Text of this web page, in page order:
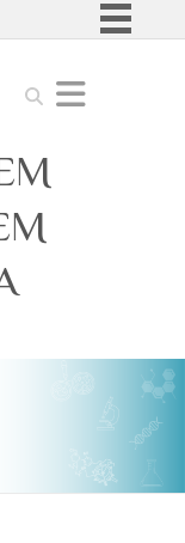
BR
à informação
Canais
Search